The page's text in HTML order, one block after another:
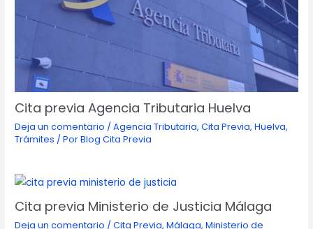
Cita previa Agencia Tributaria Huelva
Deja un comentario /Agencia Tributaria,Cita Previa,Huelva,
Trámites / PorBlog Cita Previa
Cita previa Ministerio de Justicia Málaga
Deja un comentario /Cita Previa,Málaga,Ministerio de